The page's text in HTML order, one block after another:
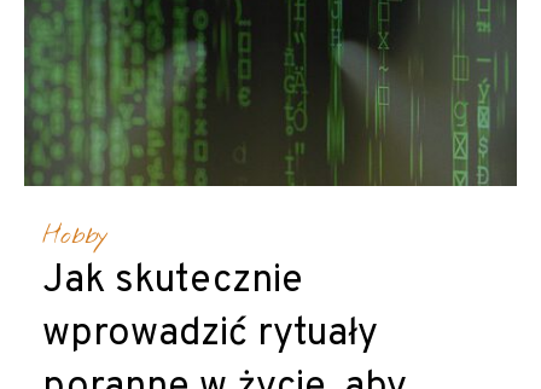
Hobby
Jak skutecznie
wprowadzić rytuały